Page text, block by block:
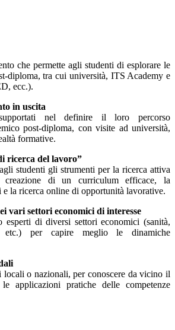
che permette agli studenti di esplorare le
diploma, tra cui università, ITS Academy e
ecc.).
in uscita
nel definire il loro percorso
post-diploma, con visite ad università,
formative.
ricerca del lavoro”
studenti gli strumenti per la ricerca attiva
di un curriculum efficace, la
e la ricerca online di opportunità lavorative.
vari settori economici di interesse
esperti di diversi settori economici (sanità,
etc.) per capire meglio le dinamiche
locali o nazionali, per conoscere da vicino il
applicazioni pratiche delle competenze